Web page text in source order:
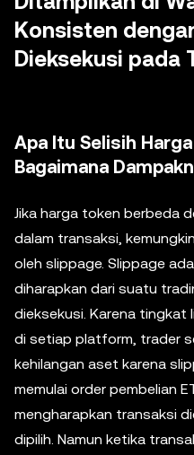
Konsisten
Dieksekusi pada
Apa Itu Selisih
Bagaimana
Jika harga token berbeda
dalam transaksi,
oleh slippage. Slippage
diharapkan dari suatu
dieksekusi. Karena
di setiap platform, trader
kehilangan aset karena
memulai order pembelian
mengharapkan transaksi
dipilih. Namun ketika